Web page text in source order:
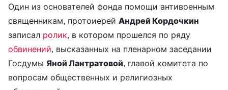
Один из основателей фонда помощи антивоенным
священникам, протоиерей Андрей Кордочкин
записал ролик, в котором прошелся по ряду
обвинений, высказанных на пленарном заседании
Госдумы Яной Лантратовой, главой комитета по
вопросам общественных и религиозных